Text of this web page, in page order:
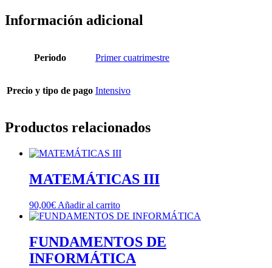
Información adicional
Periodo Primer cuatrimestre
Precio y tipo de pago Intensivo
Productos relacionados
MATEMÁTICAS III
90,00€ Añadir al carrito
FUNDAMENTOS DE
INFORMÁTICA